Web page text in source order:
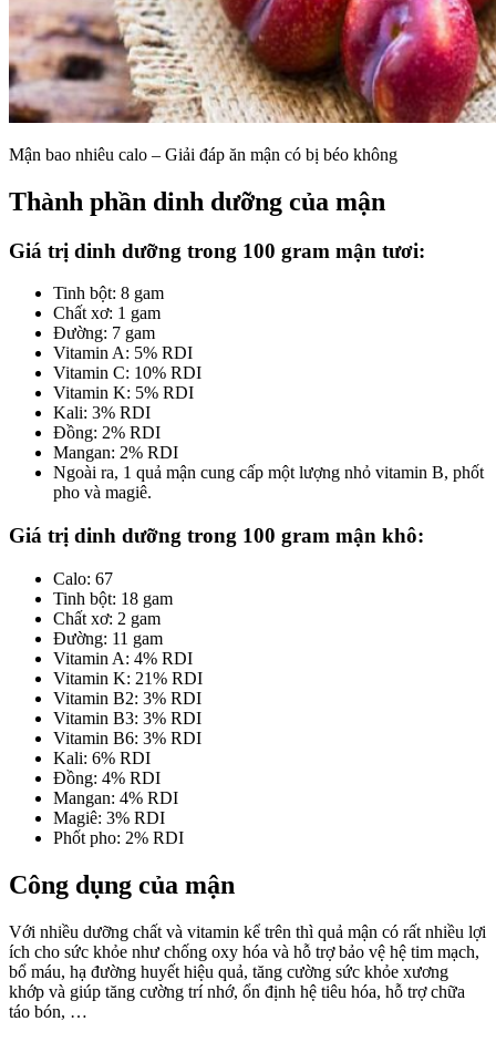
Mận bao nhiêu calo – Giải đáp ăn mận có bị béo không
Thành phần dinh dưỡng của mận
Giá trị dinh dưỡng trong 100 gram mận tươi:
Tinh bột: 8 gam
Chất xơ: 1 gam
Đường: 7 gam
Vitamin A: 5% RDI
Vitamin C: 10% RDI
Vitamin K: 5% RDI
Kali: 3% RDI
Đồng: 2% RDI
Mangan: 2% RDI
Ngoài ra, 1 quả mận cung cấp một lượng nhỏ vitamin B, phốt
pho và magiê.
Giá trị dinh dưỡng trong 100 gram mận khô:
Calo: 67
Tinh bột: 18 gam
Chất xơ: 2 gam
Đường: 11 gam
Vitamin A: 4% RDI
Vitamin K: 21% RDI
Vitamin B2: 3% RDI
Vitamin B3: 3% RDI
Vitamin B6: 3% RDI
Kali: 6% RDI
Đồng: 4% RDI
Mangan: 4% RDI
Magiê: 3% RDI
Phốt pho: 2% RDI
Công dụng của mận
Với nhiều dưỡng chất và vitamin kể trên thì quả mận có rất nhiều lợi
ích cho sức khỏe như chống oxy hóa và hỗ trợ bảo vệ hệ tim mạch,
bổ máu, hạ đường huyết hiệu quả, tăng cường sức khỏe xương
khớp và giúp tăng cường trí nhớ, ổn định hệ tiêu hóa, hỗ trợ chữa
táo bón, …